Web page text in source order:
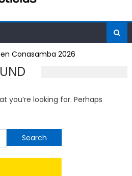
Conasamba 2026
you’re looking for. Perhaps
for: